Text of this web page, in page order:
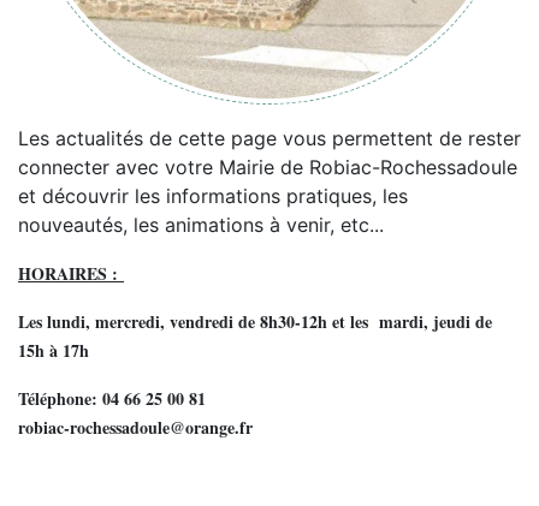
Les actualités de cette page vous permettent de rester
connecter avec votre Mairie de Robiac-Rochessadoule
et découvrir les informations pratiques, les
nouveautés, les animations à venir, etc...
HORAIRES :
Les lundi, mercredi, vendredi de 8h30-12h et les mardi, jeudi de
15h à 17h
Téléphone: 04 66 25 00 81
robiac-rochessadoule@orange.fr